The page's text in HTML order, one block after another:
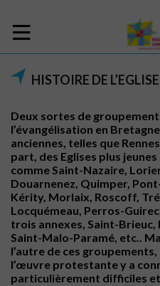
HISTOIRE DE
Deux sortes de
l’évangélisation en
anciennes, telles que
part, des Eglises plus
comme Saint-Nazaire,
Douarnenez, Quimper,
Kérity, Morlaix, Roscoff,
Locquémeau, Perros-
trois annexes, Saint-Brieuc,
Saint-Malo-Paramé, etc..
l’autre de ces
l’œuvre protestante y a
particulièrement difficiles et